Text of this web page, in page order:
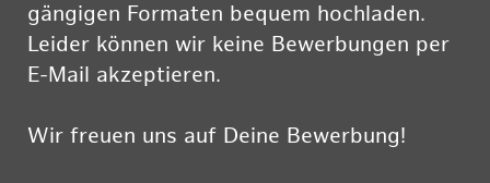
gängigen Formaten bequem hochladen.
Leider können wir keine Bewerbungen per
E-Mail akzeptieren.
Wir freuen uns auf Deine Bewerbung!